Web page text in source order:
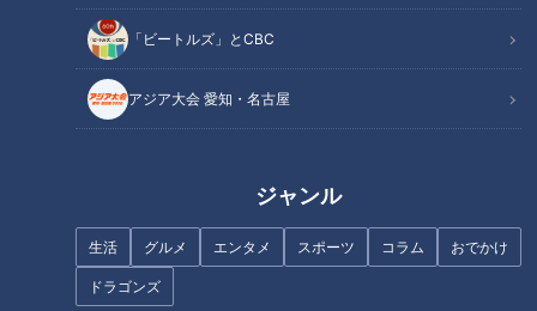
「ビートルズ」とCBC
アジア大会 愛知・名古屋
ジャンル
生活 グルメ エンタメ スポーツ コラム おでかけ
ドラゴンズ
約4時間薪を燃やして余熱で焼く石窯パン！
オススメ関連コンテンツ
パン好き会員とは、パン好き協会・パンマルシェ・パン屋さん
ぽなど、全国に3万人以上いるパンを愛する人たちのグループ
の会員の総称。代表の石臥博代（いしぶしひろよ）さんは、こ